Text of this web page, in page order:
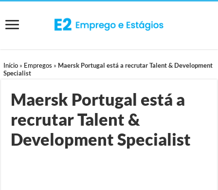
Início » Empregos » Maersk Portugal está a recrutar Talent & Development
Specialist
Maersk Portugal está a
recrutar Talent &
Development Specialist